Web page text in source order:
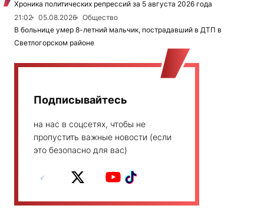
Хроника политических репрессий за 5 августа 2026 года
21:02
05.08.2026
Общество
В больнице умер 8-летний мальчик, пострадавший в ДТП в
Светлогорском районе
Подписывайтесь
на нас в соцсетях, чтобы не
пропустить важные новости (если
это безопасно для вас)